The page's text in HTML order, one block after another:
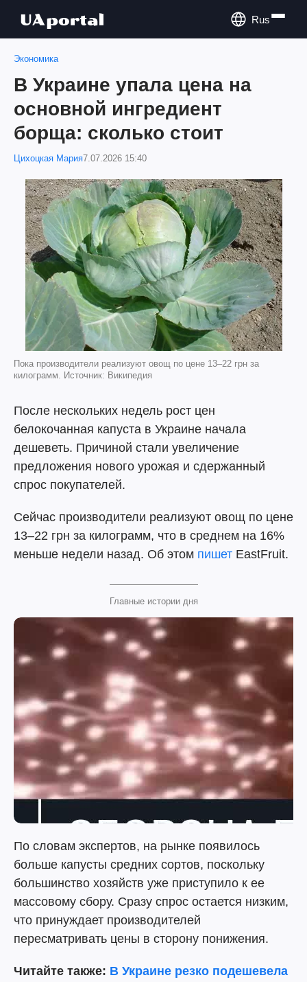
Rus
Экономика
В Украине упала цена на
основной ингредиент
борща: сколько стоит
Цихоцкая Мария7.07.2026 15:40
Пока производители реализуют овощ по цене 13–22 грн за
килограмм. Источник: Википедия
После нескольких недель рост цен
белокочанная капуста в Украине начала
дешеветь. Причиной стали увеличение
предложения нового урожая и сдержанный
спрос покупателей.
Сейчас производители реализуют овощ по цене
13–22 грн за килограмм, что в среднем на 16%
меньше недели назад. Об этом пишет EastFruit.
Главные истории дня
По словам экспертов, на рынке появилось
больше капусты средних сортов, поскольку
большинство хозяйств уже приступило к ее
массовому сбору. Сразу спрос остается низким,
что принуждает производителей
пересматривать цены в сторону понижения.
Читайте также: В Украине резко подешевела